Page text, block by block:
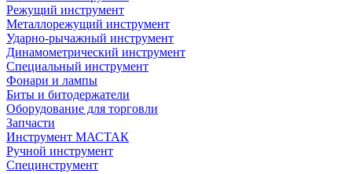
Режущий инструмент
Металлорежущий инструмент
Ударно-рычажный инструмент
Динамометрический инструмент
Специальный инструмент
Фонари и лампы
Биты и битодержатели
Оборудование для торговли
Запчасти
Инструмент МАСТАК
Ручной инструмент
Специнструмент